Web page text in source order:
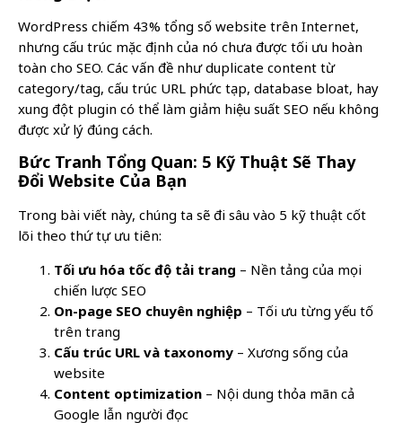
WordPress chiếm 43% tổng số website trên Internet,
nhưng cấu trúc mặc định của nó chưa được tối ưu hoàn
toàn cho SEO. Các vấn đề như duplicate content từ
category/tag, cấu trúc URL phức tạp, database bloat, hay
xung đột plugin có thể làm giảm hiệu suất SEO nếu không
được xử lý đúng cách.
Bức Tranh Tổng Quan: 5 Kỹ Thuật Sẽ Thay
Đổi Website Của Bạn
Trong bài viết này, chúng ta sẽ đi sâu vào 5 kỹ thuật cốt
lõi theo thứ tự ưu tiên:
Tối ưu hóa tốc độ tải trang – Nền tảng của mọi
chiến lược SEO
On-page SEO chuyên nghiệp – Tối ưu từng yếu tố
trên trang
Cấu trúc URL và taxonomy – Xương sống của
website
Content optimization – Nội dung thỏa mãn cả
Google lẫn người đọc